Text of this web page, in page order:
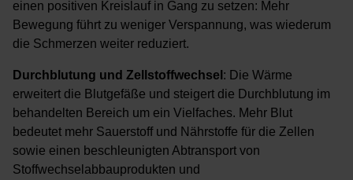
einen positiven Kreislauf in Gang zu setzen: Mehr
Bewegung führt zu weniger Verspannung, was wiederum
die Schmerzen weiter reduziert.
Durchblutung und Zellstoffwechsel : Die Wärme
erweitert die Blutgefäße und steigert die Durchblutung im
behandelten Bereich um ein Vielfaches. Mehr Blut
bedeutet mehr Sauerstoff und Nährstoffe für die Zellen
sowie einen beschleunigten Abtransport von
Stoffwechselabbauprodukten und